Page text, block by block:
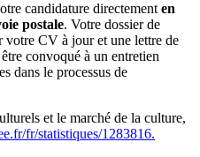
candidature directement en
postale. Votre dossier de
votre CV à jour et une lettre de
convoqué à un entretien
dans le processus de
et le marché de la culture,
fr/statistiques/1283816.